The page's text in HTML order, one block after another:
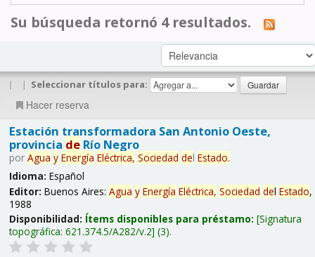
Su búsqueda retornó 4 resultados.
| | Seleccionar títulos para:
Hacer reserva
Estación transformadora San Antonio Oeste,
provincia deRío Negro
por Agua y Energía Eléctrica, Sociedad del Estado.
Idioma: Español
Editor: Buenos Aires: Agua y Energía Eléctrica, Sociedad del Estado,
1988
Disponibilidad: Ítems disponibles para préstamo: Signatura
topográfica: 621.374.5/A282/v.2 (3).